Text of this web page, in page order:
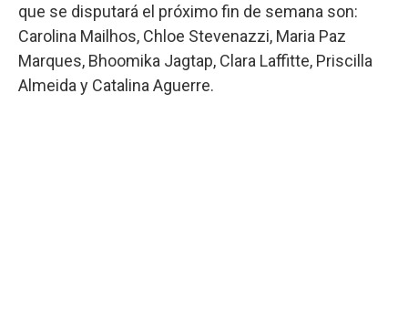
que se disputará el próximo fin de semana son:
Carolina Mailhos, Chloe Stevenazzi, Maria Paz
Marques, Bhoomika Jagtap, Clara Laffitte, Priscilla
Almeida y Catalina Aguerre.